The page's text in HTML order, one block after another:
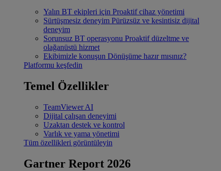
Yalın BT ekipleri için Proaktif cihaz yönetimi
Sürtüşmesiz deneyim Pürüzsüz ve kesintisiz dijital
deneyim
Sorunsuz BT operasyonu Proaktif düzeltme ve
olağanüstü hizmet
Ekibimizle konuşun Dönüşüme hazır mısınız?
Platformu keşfedin
Temel Özellikler
TeamViewer AI
Dijital çalışan deneyimi
Uzaktan destek ve kontrol
Varlık ve yama yönetimi
Tüm özellikleri görüntüleyin
Gartner Report 2026